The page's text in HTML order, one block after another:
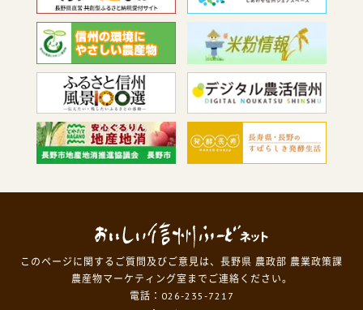
このページに関するご質問及びご意見は、長野県 農政部 農業政策課
農産物マーケティング室までご連絡ください。
電話：026-235-7217